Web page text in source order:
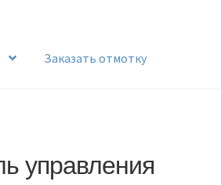
Заказать отмотку
управления